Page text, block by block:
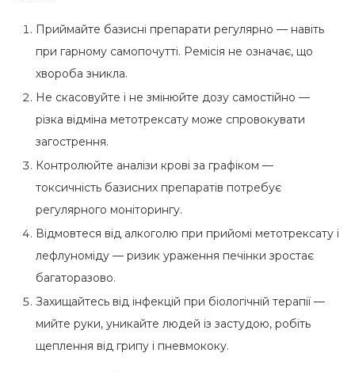
Приймайте базисні препарати регулярно — навіть
при гарному самопочутті. Ремісія не означає, що
хвороба зникла.
Не скасовуйте і не змінюйте дозу самостійно —
різка відміна метотрексату може спровокувати
загострення.
Контролюйте аналізи крові за графіком —
токсичність базисних препаратів потребує
регулярного моніторингу.
Відмовтеся від алкоголю при прийомі метотрексату і
лефлуноміду — ризик ураження печінки зростає
багаторазово.
Захищайтесь від інфекцій при біологічній терапії —
мийте руки, уникайте людей із застудою, робіть
щеплення від грипу і пневмококу.